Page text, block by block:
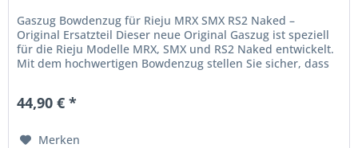
Gaszug Bowdenzug für Rieju MRX SMX RS2 Naked –
Original Ersatzteil Dieser neue Original Gaszug ist speziell
für die Rieju Modelle MRX, SMX und RS2 Naked entwickelt.
Mit dem hochwertigen Bowdenzug stellen Sie sicher, dass
44,90 € *
Merken